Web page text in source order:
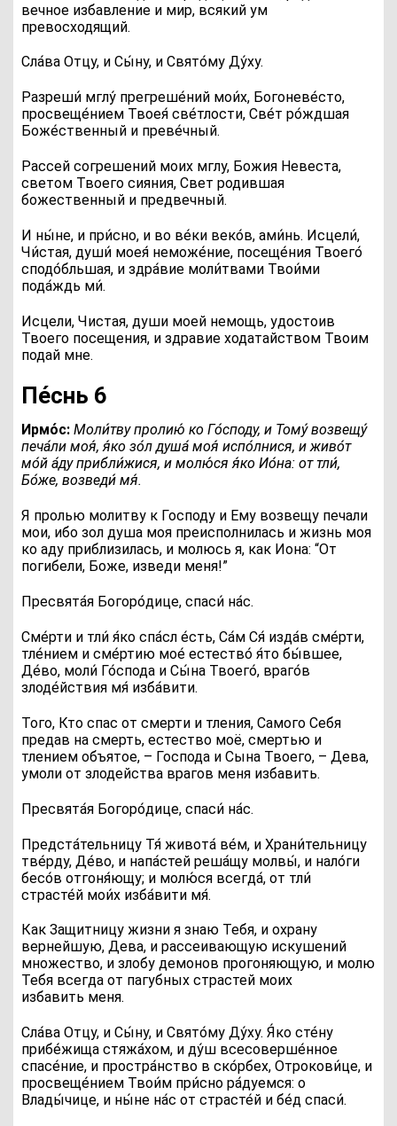
вечное избавление и мир, всякий ум
превосходящий.
Сла́ва Отцу, и Сы́ну, и Свято́му Ду́ху.
Разреши́ мглу́ прегреше́ний мои́х, Богоневе́сто,
просвеще́нием Твоея́ све́тлости, Све́т ро́ждшая
Боже́ственный и преве́чный.
Рассей согрешений моих мглу, Божия Невеста,
светом Твоего сияния, Свет родившая
божественный и предвечный.
И ны́не, и при́сно, и во ве́ки веко́в, ами́нь. Исцели́,
Чи́стая, души́ моея́ неможе́ние, посеще́ния Твоего́
сподо́бльшая, и здра́вие моли́твами Твои́ми
пода́ждь ми́.
Исцели, Чистая, души моей немощь, удостоив
Твоего посещения, и здравие ходатайством Твоим
подай мне.
Пе́снь 6
Ирмо́с: Моли́тву пролию́ ко Го́споду, и Тому́ возвещу́
печа́ли моя́, я́ко зо́л душа́ моя́ испо́лнися, и живо́т
мо́й а́ду прибли́жися, и молю́ся я́ко Ио́на: от тли́,
Бо́же, возведи́ мя́.
Я пролью молитву к Господу и Ему возвещу печали
мои, ибо зол душа моя преисполнилась и жизнь моя
ко аду приблизилась, и молюсь я, как Иона: “От
погибели, Боже, изведи меня!”
Пресвята́я Богоро́дице, спаси́ на́с.
Сме́рти и тли́ я́ко спа́сл е́сть, Са́м Ся́ изда́в сме́рти,
тле́нием и сме́ртию мое́ естество́ я́то бы́вшее,
Де́во, моли́ Го́спода и Сы́на Твоего́, враго́в
злоде́йствия мя́ изба́вити.
Того, Кто спас от смерти и тления, Самого Себя
предав на смерть, естество моё, смертью и
тлением объятое, – Господа и Сына Твоего, – Дева,
умоли от злодейства врагов меня избавить.
Пресвята́я Богоро́дице, спаси́ на́с.
Предста́тельницу Тя́ живота́ ве́м, и Храни́тельницу
тве́рду, Де́во, и напа́стей реша́щу молвы́, и нало́ги
бесо́в отгоня́ющу; и молю́ся всегда́, от тли́
страсте́й мои́х изба́вити мя́.
Как Защитницу жизни я знаю Тебя, и охрану
вернейшую, Дева, и рассеивающую искушений
множество, и злобу демонов прогоняющую, и молю
Тебя всегда от пагубных страстей моих
избавить меня.
Сла́ва Отцу, и Сы́ну, и Свято́му Ду́ху. Я́ко сте́ну
прибе́жища стяжа́хом, и ду́ш всесоверше́нное
спасе́ние, и простра́нство в ско́рбех, Отрокови́це, и
просвеще́нием Твои́м при́сно ра́дуемся: о
Влады́чице, и ны́не на́с от страсте́й и бе́д спаси́.